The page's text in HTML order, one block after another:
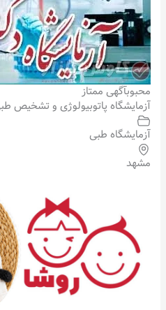
محبوبآگهی ممتاز
آزمایشگاه پاتوبیولوژی و تشخیص
آزمایشگاه طبی
مشهد